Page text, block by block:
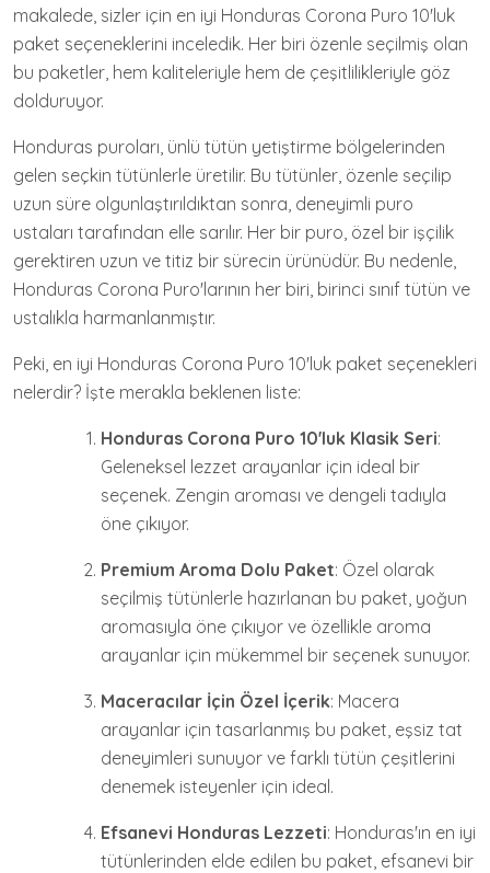
makalede, sizler için en iyi Honduras Corona Puro 10'luk
paket seçeneklerini inceledik. Her biri özenle seçilmiş olan
bu paketler, hem kaliteleriyle hem de çeşitlilikleriyle göz
dolduruyor.
Honduras puroları, ünlü tütün yetiştirme bölgelerinden
gelen seçkin tütünlerle üretilir. Bu tütünler, özenle seçilip
uzun süre olgunlaştırıldıktan sonra, deneyimli puro
ustaları tarafından elle sarılır. Her bir puro, özel bir işçilik
gerektiren uzun ve titiz bir sürecin ürünüdür. Bu nedenle,
Honduras Corona Puro'larının her biri, birinci sınıf tütün ve
ustalıkla harmanlanmıştır.
Peki, en iyi Honduras Corona Puro 10'luk paket seçenekleri
nelerdir? İşte merakla beklenen liste:
Honduras Corona Puro 10'luk Klasik Seri:
Geleneksel lezzet arayanlar için ideal bir
seçenek. Zengin aroması ve dengeli tadıyla
öne çıkıyor.
Premium Aroma Dolu Paket: Özel olarak
seçilmiş tütünlerle hazırlanan bu paket, yoğun
aromasıyla öne çıkıyor ve özellikle aroma
arayanlar için mükemmel bir seçenek sunuyor.
Maceracılar İçin Özel İçerik: Macera
arayanlar için tasarlanmış bu paket, eşsiz tat
deneyimleri sunuyor ve farklı tütün çeşitlerini
denemek isteyenler için ideal.
Efsanevi Honduras Lezzeti: Honduras'ın en iyi
tütünlerinden elde edilen bu paket, efsanevi bir